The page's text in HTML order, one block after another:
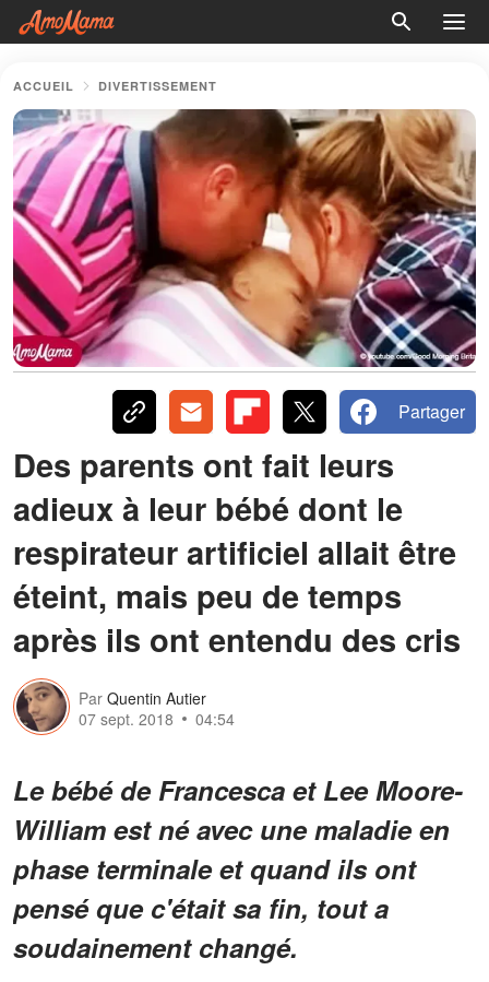
ACCUEIL DIVERTISSEMENT
Partager
Des parents ont fait leurs
adieux à leur bébé dont le
respirateur artificiel allait être
éteint, mais peu de temps
après ils ont entendu des cris
Par Quentin Autier
07 sept. 2018
04:54
Le bébé de Francesca et Lee Moore-
William est né avec une maladie en
phase terminale et quand ils ont
pensé que c'était sa fin, tout a
soudainement changé.